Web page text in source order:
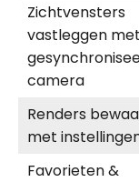
Zichtvensters
vastleggen met
camera
Renders
met
Favorieten &